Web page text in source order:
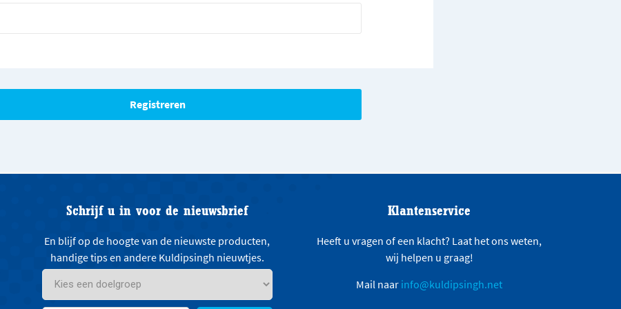
Schrijf u in voor de nieuwsbrief
En blijf op de hoogte van de nieuwste producten,
handige tips en andere Kuldipsingh nieuwtjes.
Klantenservice
Heeft u vragen of een klacht? Laat het ons weten,
wij helpen u graag!
Mail naar info@kuldipsingh.net